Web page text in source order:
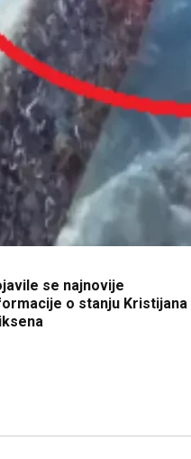
se najnovije
o stanju Kristijana